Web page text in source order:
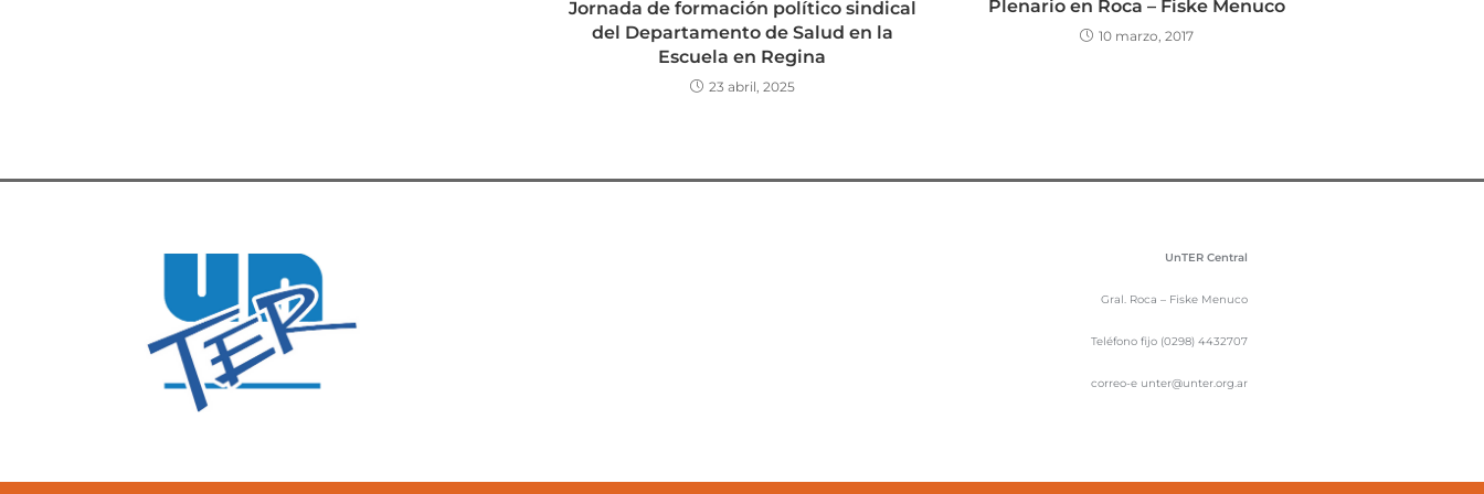
Jornada de formación político sindical
del Departamento de Salud en la
Escuela en Regina
23 abril, 2025
Plenario en Roca – Fiske Menuco
10 marzo, 2017
UnTER Central
Gral. Roca – Fiske Menuco
Teléfono fijo (0298) 4432707
correo-e unter@unter.org.ar